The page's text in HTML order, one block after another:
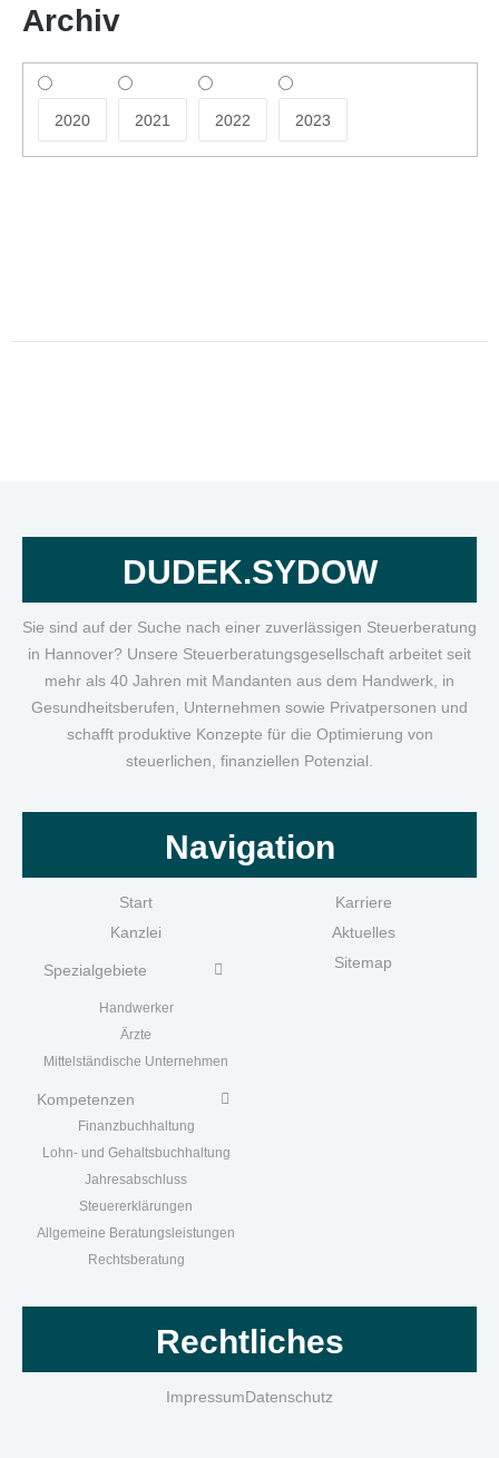
Archiv
2020 2021 2022 2023
DUDEK.SYDOW
Sie sind auf der Suche nach einer zuverlässigen Steuerberatung
in Hannover? Unsere Steuerberatungsgesellschaft arbeitet seit
mehr als 40 Jahren mit Mandanten aus dem Handwerk, in
Gesundheitsberufen, Unternehmen sowie Privatpersonen und
schafft produktive Konzepte für die Optimierung von
steuerlichen, finanziellen Potenzial.
Navigation
Start
Kanzlei
Spezialgebiete
Handwerker
Ärzte
Mittelständische Unternehmen
Kompetenzen
Finanzbuchhaltung
Lohn- und Gehaltsbuchhaltung
Jahresabschluss
Steuererklärungen
Allgemeine Beratungsleistungen
Rechtsberatung
Karriere
Aktuelles
Sitemap
Rechtliches
ImpressumDatenschutz